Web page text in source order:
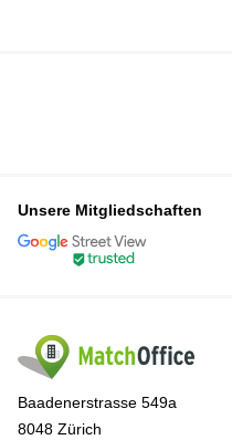
Unsere Mitgliedschaften
Baadenerstrasse 549a
8048 Zürich